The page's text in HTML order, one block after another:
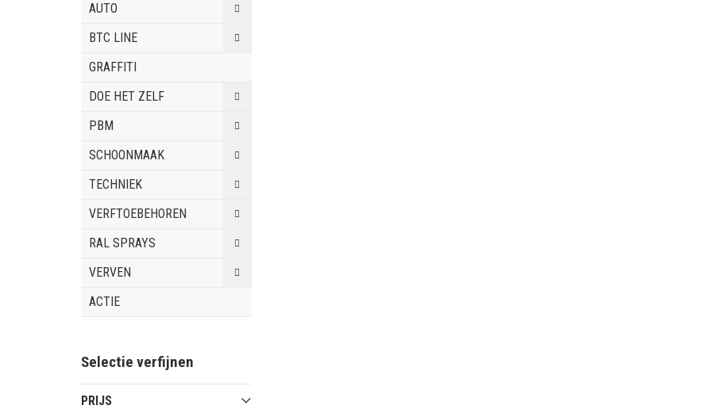
AUTO
BTC LINE
GRAFFITI
DOE HET ZELF
PBM
SCHOONMAAK
TECHNIEK
VERFTOEBEHOREN
RAL SPRAYS
VERVEN
ACTIE
Selectie verfijnen
PRIJS